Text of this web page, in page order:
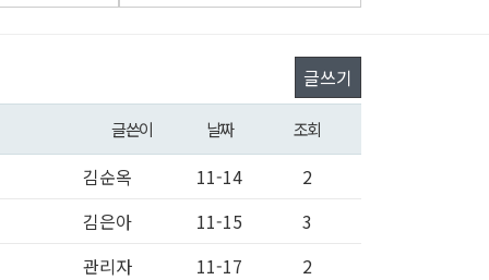
글쓰기
글쓴이 날짜 조회
김순옥 11-14
2
김은아
11-15
3
관리자
11-17
2